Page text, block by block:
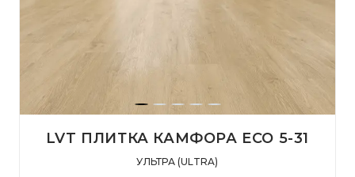
LVT ПЛИТКА КАМФОРА ЕСО 5-31
УЛЬТРА (ULTRA)